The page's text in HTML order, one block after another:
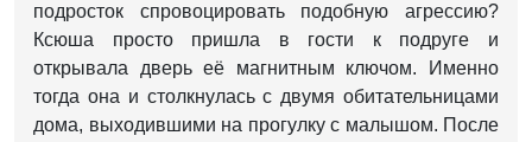
подросток спровоцировать подобную агрессию?
Ксюша просто пришла в гости к подруге и
открывала дверь её магнитным ключом. Именно
тогда она и столкнулась с двумя обитательницами
дома, выходившими на прогулку с малышом. После